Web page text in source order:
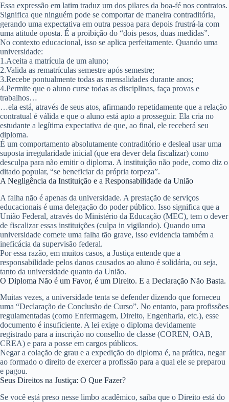
Essa expressão em latim traduz um dos pilares da boa-fé nos contratos.
Significa que ninguém pode se comportar de maneira contraditória,
gerando uma expectativa em outra pessoa para depois frustrá-la com
uma atitude oposta. É a proibição do “dois pesos, duas medidas”.
No contexto educacional, isso se aplica perfeitamente. Quando uma
universidade:
1.Aceita a matrícula de um aluno;
2.Valida as rematrículas semestre após semestre;
3.Recebe pontualmente todas as mensalidades durante anos;
4.Permite que o aluno curse todas as disciplinas, faça provas e
trabalhos…
…ela está, através de seus atos, afirmando repetidamente que a relação
contratual é válida e que o aluno está apto a prosseguir. Ela cria no
estudante a legítima expectativa de que, ao final, ele receberá seu
diploma.
É um comportamento absolutamente contraditório e desleal usar uma
suposta irregularidade inicial (que era dever dela fiscalizar) como
desculpa para não emitir o diploma. A instituição não pode, como diz o
ditado popular, “se beneficiar da própria torpeza”.
A Negligência da Instituição e a Responsabilidade da União
A falha não é apenas da universidade. A prestação de serviços
educacionais é uma delegação do poder público. Isso significa que a
União Federal, através do Ministério da Educação (MEC), tem o dever
de fiscalizar essas instituições (culpa in vigilando). Quando uma
universidade comete uma falha tão grave, isso evidencia também a
ineficácia da supervisão federal.
Por essa razão, em muitos casos, a Justiça entende que a
responsabilidade pelos danos causados ao aluno é solidária, ou seja,
tanto da universidade quanto da União.
O Diploma Não é um Favor, é um Direito. E a Declaração Não Basta.
Muitas vezes, a universidade tenta se defender dizendo que forneceu
uma “Declaração de Conclusão de Curso”. No entanto, para profissões
regulamentadas (como Enfermagem, Direito, Engenharia, etc.), esse
documento é insuficiente. A lei exige o diploma devidamente
registrado para a inscrição no conselho de classe (COREN, OAB,
CREA) e para a posse em cargos públicos.
Negar a colação de grau e a expedição do diploma é, na prática, negar
ao formado o direito de exercer a profissão para a qual ele se preparou
e pagou.
Seus Direitos na Justiça: O Que Fazer?
Se você está preso nesse limbo acadêmico, saiba que o Direito está do